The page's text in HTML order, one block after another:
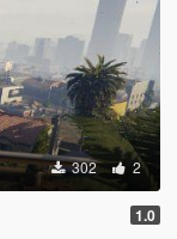
302 2
1.0